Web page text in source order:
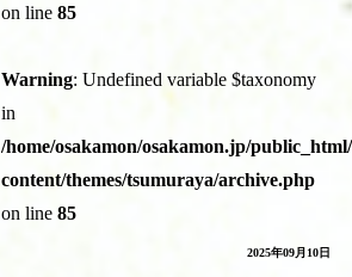
on line85
Warning: Undefined variable $taxonomy
in
/home/osakamon/osakamon.jp/
content/themes/tsumuraya/archive.php
on line85
2025年09月10日